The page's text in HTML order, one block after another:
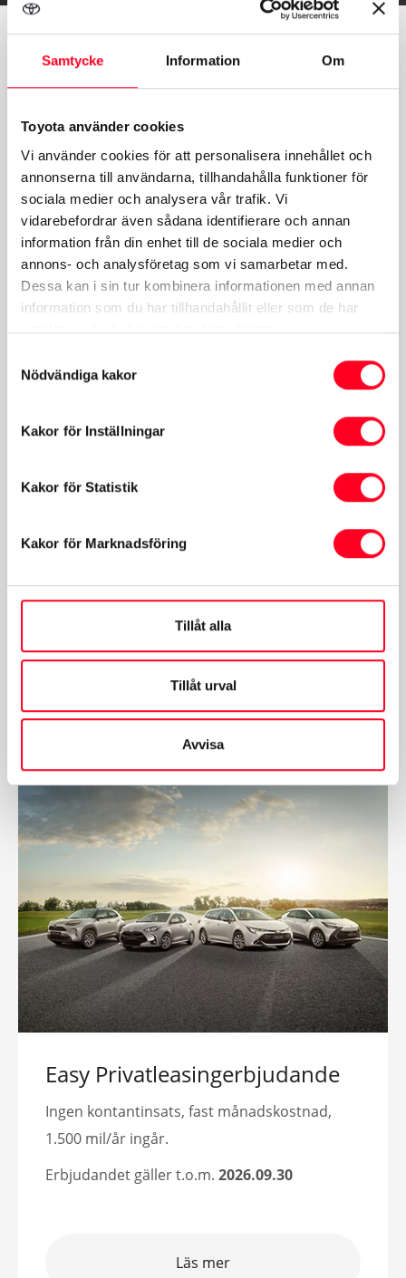
Samtycke Information Om
Toyota använder cookies
Vi använder cookies för att personalisera innehållet och
annonserna till användarna, tillhandahålla funktioner för
sociala medier och analysera vår trafik. Vi
vidarebefordrar även sådana identifierare och annan
information från din enhet till de sociala medier och
annons- och analysföretag som vi samarbetar med.
Dessa kan i sin tur kombinera informationen med annan
information som du har tillhandahållit eller som de har
samlat in när du har använt deras tjänster.
Nödvändiga kakor
Kakor för Inställningar
Kakor för Statistik
Kakor för Marknadsföring
Tillåt alla
Tillåt urval
Avvisa
Kampanjerbjudanden
Erbjudandet gäller t.o.m.
Läs mer
Easy Privatleasingerbjudande
Ingen kontantinsats, fast månadskostnad,
1.500 mil/år ingår.
Erbjudandet gäller t.o.m. 2026.09.30
Läs mer